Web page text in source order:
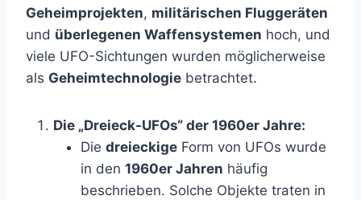
Geheimprojekten, militärischen Fluggeräten
und überlegenen Waffensystemen hoch, und
viele UFO-Sichtungen wurden möglicherweise
als Geheimtechnologie betrachtet.
Die „Dreieck-UFOs“ der 1960er Jahre:
Die dreieckige Form von UFOs wurde
in den 1960er Jahren häufig
beschrieben. Solche Objekte traten in